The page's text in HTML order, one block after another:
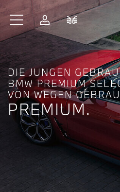
Zum Hauptinhalt springen
Anmelden
DIE JUNGEN
BMW PREMIUM
VON WEGEN
PREMIUM.